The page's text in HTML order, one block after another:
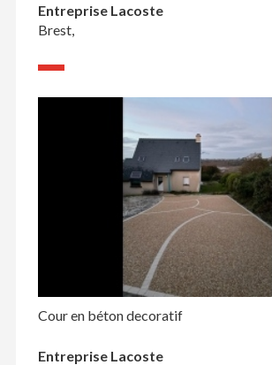
Entreprise Lacoste
Brest,
Cour en béton decoratif
Entreprise Lacoste